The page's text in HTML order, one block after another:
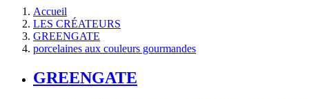
Accueil
LES CRÉATEURS
GREENGATE
porcelaines aux couleurs gourmandes
GREENGATE